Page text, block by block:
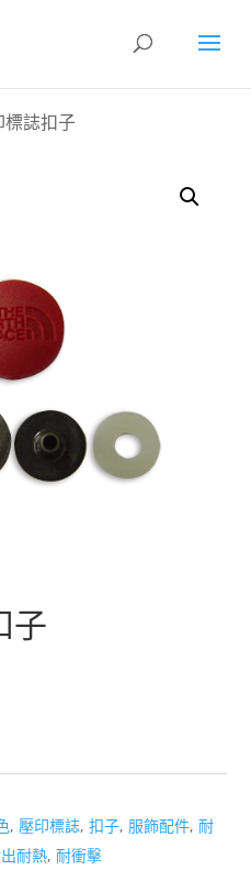
誌扣子
子
, 壓印標誌,扣子, 服飾配件,耐
耐熱,耐衝擊